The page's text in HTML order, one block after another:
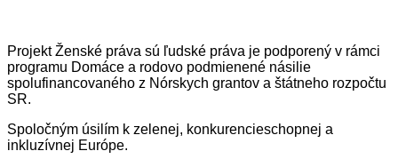
Projekt Ženské práva sú ľudské práva je podporený v rámci
programu Domáce a rodovo podmienené násilie
spolufinancovaného z Nórskych grantov a štátneho rozpočtu
SR.
Spoločným úsilím k zelenej, konkurencieschopnej a
inkluzívnej Európe.